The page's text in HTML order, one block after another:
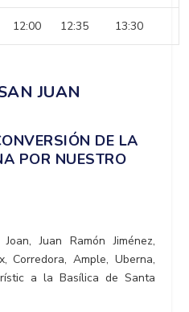
12:00 12:35 13:30
JUAN
DE LA
POR NUESTRO
Juan Ramón Jiménez,
Corredora, Ample, Uberna,
a la Basílica de Santa